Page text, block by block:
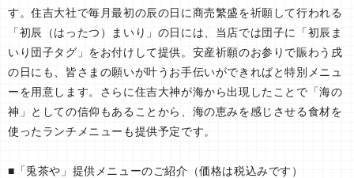
す。住吉大社で毎月最初の辰の日に商売繁盛を祈願して行われる
「初辰（はったつ）まいり」の日には、当店では団子に「初辰ま
いり団子タグ」をお付けして提供。安産祈願のお参りで賑わう戌
の日にも、皆さまの願いが叶うお手伝いができればと特別メニュ
ーを用意します。さらに住吉大神が海から出現したことで「海の
神」としての信仰もあることから、海の恵みを感じさせる食材を
使ったランチメニューも提供予定です。
■「兎茶や」提供メニューのご紹介（価格は税込みです）